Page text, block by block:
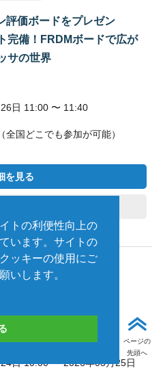
トの利便性向上の
います。サイトの
ッキーの使用にご
いします。
評価ボードをプレゼン
完備！FRDMボードで広が
サの世界
日 11:00 〜 11:40
全国どこでも参加が可能）
を見る
了
日 10:00 〜 2026年03月25日
ページの
先頭へ